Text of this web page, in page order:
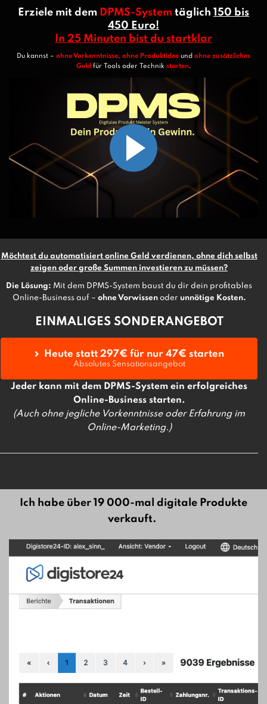
Erziele mit dem DPMS-System täglich 150 bis
450 Euro!
In 25 Minuten bist du startklar
Du kannst – ohne Vorkenntnisse, ohne Produktidee und ohne zusätzliches
Geld für Tools oder Technik starten.
Möchtest du automatisiert online Geld verdienen, ohne dich selbst
zeigen oder große Summen investieren zu müssen?
Die Lösung: Mit dem DPMS-System baust du dir dein profitables
Online-Business auf – ohne Vorwissenoder unnötige Kosten.
EINMALIGES SONDERANGEBOT
Heute statt 297€ für nur 47€ starten
Absolutes Sensationsangebot
Jeder kann mit dem DPMS-System ein erfolgreiches
Online-Business starten.
(Auch ohne jegliche Vorkenntnisse oder Erfahrung im
Online-Marketing.)
Ich habe über 19 000-mal digitale Produkte
verkauft.